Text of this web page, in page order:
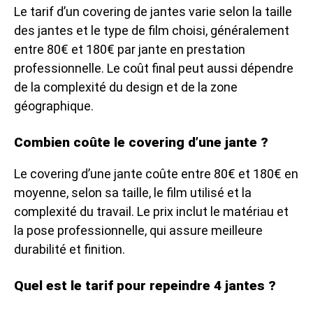
Le tarif d’un covering de jantes varie selon la taille
des jantes et le type de film choisi, généralement
entre 80€ et 180€ par jante en prestation
professionnelle. Le coût final peut aussi dépendre
de la complexité du design et de la zone
géographique.
Combien coûte le covering d’une jante ?
Le covering d’une jante coûte entre 80€ et 180€ en
moyenne, selon sa taille, le film utilisé et la
complexité du travail. Le prix inclut le matériau et
la pose professionnelle, qui assure meilleure
durabilité et finition.
Quel est le tarif pour repeindre 4 jantes ?